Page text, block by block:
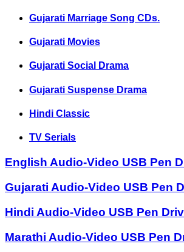
Gujarati Marriage Song CDs.
Gujarati Movies
Gujarati Social Drama
Gujarati Suspense Drama
Hindi Classic
TV Serials
English Audio-Video USB Pen
Gujarati Audio-Video USB Pen
Hindi Audio-Video USB Pen
Marathi Audio-Video USB Pen